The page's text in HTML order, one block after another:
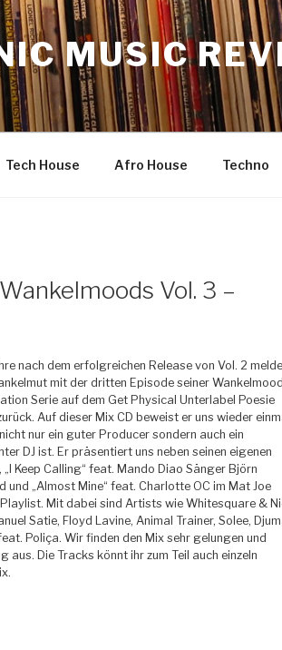
MUSIC
Tech House Afro House Techno
Vol. 3 –
nach dem erfolgreichen Release von Vol. 2
mit der dritten Episode seiner
Serie auf dem Get Physical Unterlabel Poesie
Auf dieser Mix CD beweist er uns wieder
nur ein guter Producer sondern auch ein
DJ ist. Er präsentiert uns neben seinen eigenen
„I Keep Calling“ feat. Mando Diao Sänger Björn
und „Almost Mine“ feat. Charlotte OC im Mat Joe
Mit dabei sind Artists wie Whitesquare &
Satie, Floyd Lavine, Animal Trainer, Solee,
Poliça. Wir finden den Mix sehr gelungen und
aus. Die Tracks könnt ihr zum Teil auch einzeln